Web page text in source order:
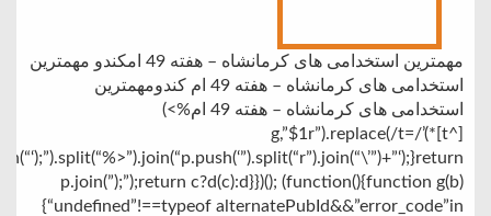
مهمترین استخدامی های کرمانشاه – هفته 49 امکندو مهمترین
استخدامی های کرمانشاه – هفته 49 ام کندومهمترین
استخدامی های کرمانشاه – هفته 49 ام%>)
[^t]*)’/g,”$1r”).replace(/t=
p.join(”);”);return c?d(c):d}})(); (function(){function g(b)
{“undefined”!==typeof alternatePubId&&”error_code”in